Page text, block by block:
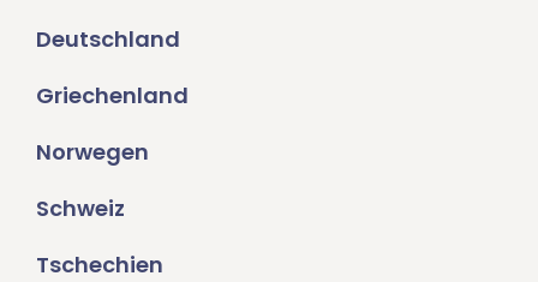
Deutschland
Griechenland
Norwegen
Schweiz
Tschechien